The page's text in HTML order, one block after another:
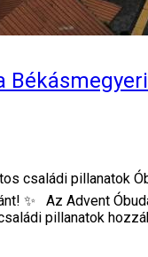
családi pillanatok
✨ Az Advent
pillanatok